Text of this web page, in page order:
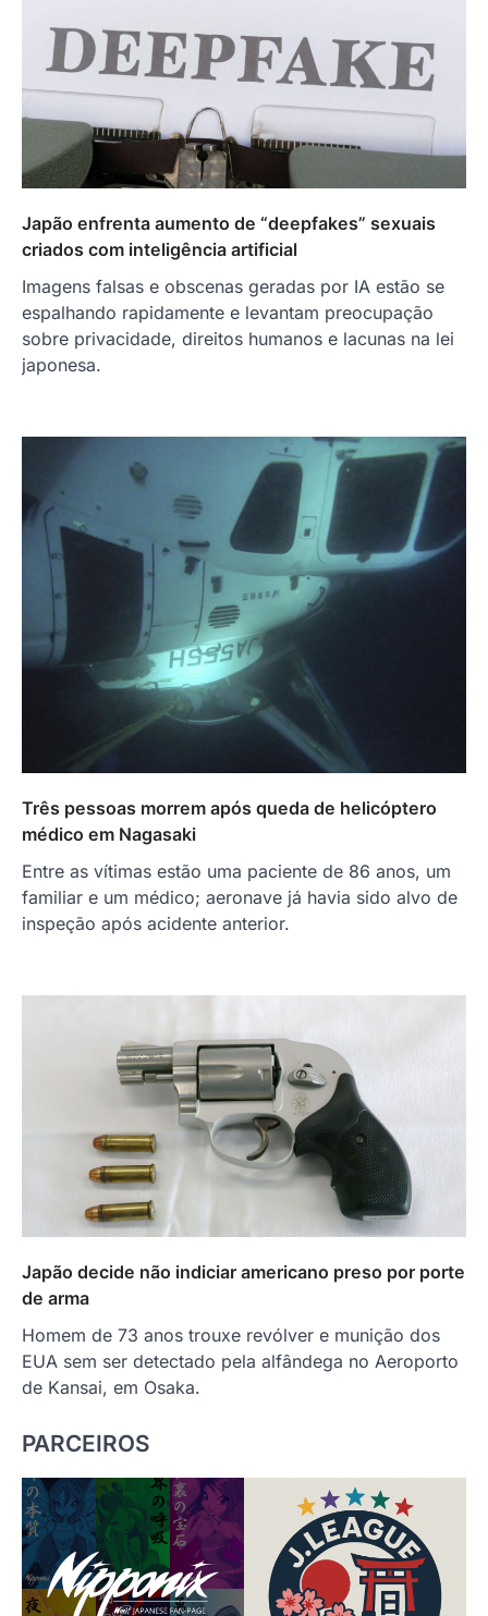
Japão enfrenta aumento de “deepfakes” sexuais
criados com inteligência artificial
Imagens falsas e obscenas geradas por IA estão se
espalhando rapidamente e levantam preocupação
sobre privacidade, direitos humanos e lacunas na lei
japonesa.
Três pessoas morrem após queda de helicóptero
médico em Nagasaki
Entre as vítimas estão uma paciente de 86 anos, um
familiar e um médico; aeronave já havia sido alvo de
inspeção após acidente anterior.
Japão decide não indiciar americano preso por porte
de arma
Homem de 73 anos trouxe revólver e munição dos
EUA sem ser detectado pela alfândega no Aeroporto
de Kansai, em Osaka.
PARCEIROS